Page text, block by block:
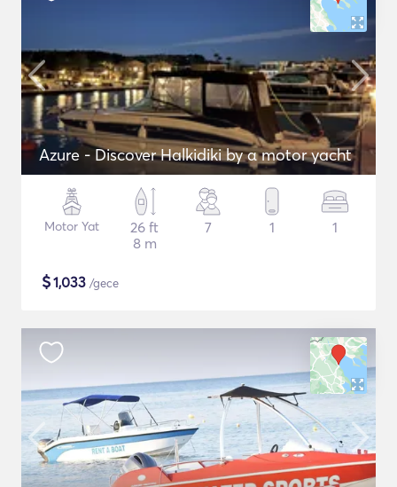
Azure - Discover Halkidiki by α motor yacht
Motor Yat
26 ft
8 m
7 1 1
$1,033 /gece